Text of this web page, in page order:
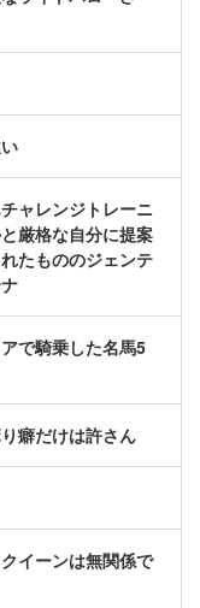
ャレンジトレーニ
厳格な自分に提案
たもののジェンテ
で騎乗した名馬5
癖だけは許さん
イーンは無関係で